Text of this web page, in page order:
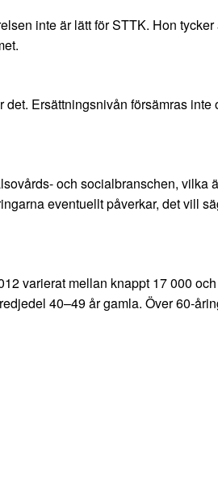
inte är lätt för STTK. Hon
Ersättningsnivån försämras
och socialbranschen,
eventuellt påverkar, det vill
varierat mellan knappt 17 000
40–49 år gamla. Över 60-